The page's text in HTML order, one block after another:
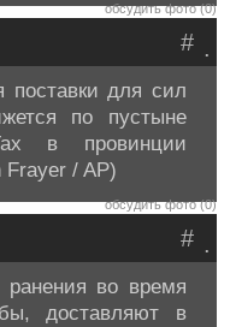
обсудить фото (0)
.
#
поставки для сил
по пустыне
в провинции
Frayer / AP)
обсудить фото (0)
.
#
во время
доставляют в